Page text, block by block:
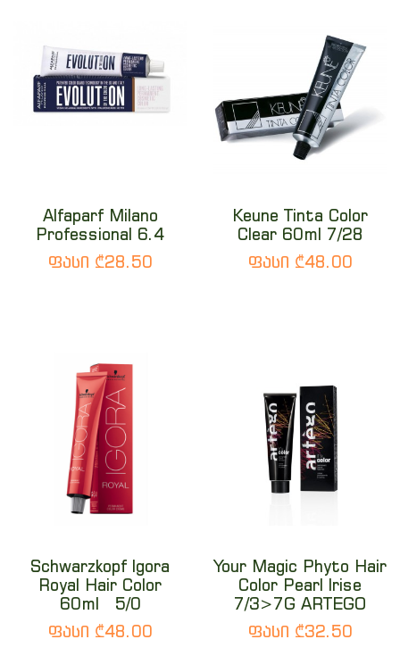
Alfaparf Milano
Professional 6.4
ფასი ₾28.50
Keune Tinta Color
Clear 60ml 7/28
ფასი ₾48.00
Schwarzkopf Igora
Royal Hair Color
60ml 5/0
ფასი ₾48.00
Your Magic Phyto Hair
Color Pearl Irise
7/3>7G ARTEGO
ფასი ₾32.50